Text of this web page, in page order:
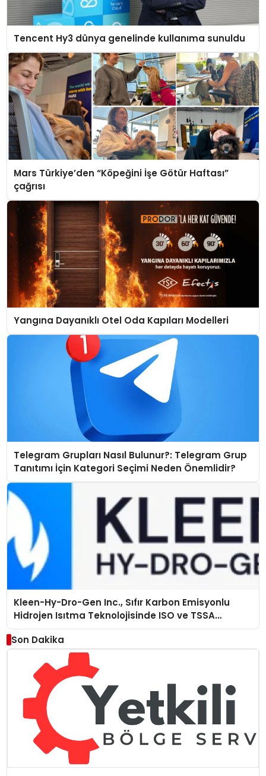
Tencent Hy3 dünya genelinde kullanıma sunuldu
Mars Türkiye’den “Köpeğini İşe Götür Haftası”
çağrısı
Yangına Dayanıklı Otel Oda Kapıları Modelleri
Telegram Grupları Nasıl Bulunur?: Telegram Grup
Tanıtımı İçin Kategori Seçimi Neden Önemlidir?
Kleen-Hy-Dro-Gen Inc., Sıfır Karbon Emisyonlu
Hidrojen Isıtma Teknolojisinde ISO ve TSSA
Düzenleyici Onaylarını Aldı
Son Dakika